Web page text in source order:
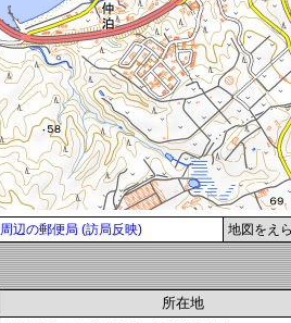
周辺の郵便局 (訪局反映) 地図をえ
所在地